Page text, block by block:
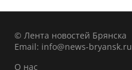
© Лента новостей Брянска
Email: info@news-bryansk.ru
О нас